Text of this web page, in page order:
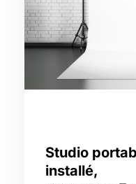
Studio
installé,